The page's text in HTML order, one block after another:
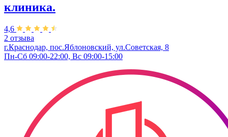
клиника.
4,6
2 отзыва
г.Краснодар, пос.Яблоновский, ул.Советская, 8
Пн-Сб 09:00-22:00, Вс 09:00-15:00